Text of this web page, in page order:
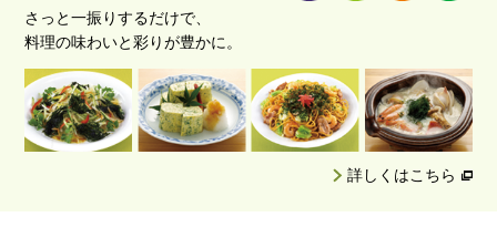
さっと一振りするだけで、
料理の味わいと彩りが豊かに。
詳しくはこちら